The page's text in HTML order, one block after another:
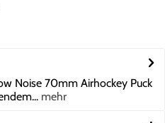
Noise 70mm Airhockey Puck
mehr